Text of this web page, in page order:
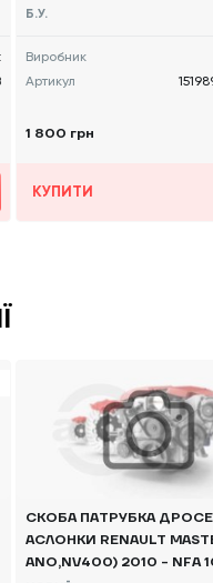
-, 151989505R Б/В
Б.У.
Виробник
Артикул
1 800 грн
КУПИТИ
СКОБА ПАТРУБКА
АСЛОНКИ RENAULT
ANO,NV400) 2010 - NFA